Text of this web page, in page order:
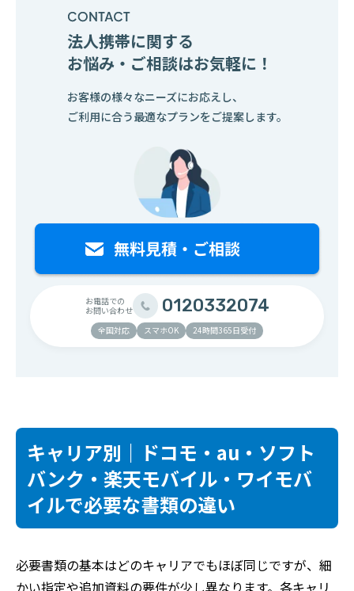
法人携帯に関する
お悩み・ご相談はお気軽に！
お客様の様々なニーズにお応えし、
ご利用に合う最適なプランをご提案します。
お電話での
お問い合わせ
0120332074
全国対応 スマホOK 24時間365日受付
キャリア別｜ドコモ・au・ソフト
バンク・楽天モバイル・ワイモバ
イルで必要な書類の違い
必要書類の基本はどのキャリアでもほぼ同じですが、細
かい指定や追加資料の要件が少し異なります。各キャリ